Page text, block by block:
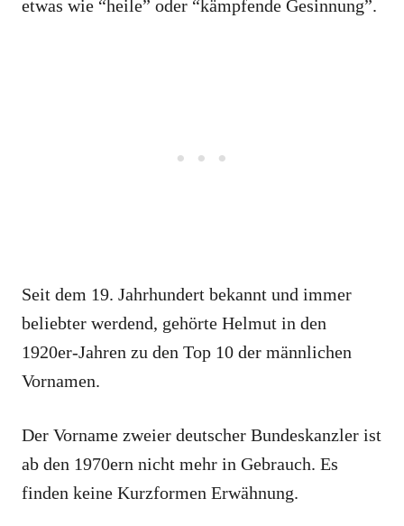
etwas wie “heile” oder “kämpfende Gesinnung”.
Seit dem 19. Jahrhundert bekannt und immer
beliebter werdend, gehörte Helmut in den
1920er-Jahren zu den Top 10 der männlichen
Vornamen.
Der Vorname zweier deutscher Bundeskanzler ist
ab den 1970ern nicht mehr in Gebrauch. Es
finden keine Kurzformen Erwähnung.